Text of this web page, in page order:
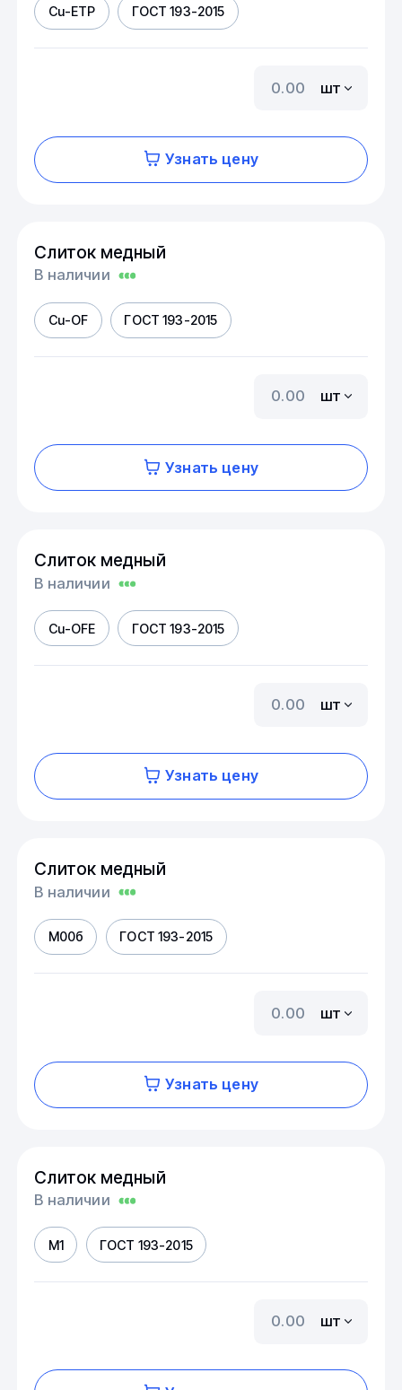
Cu-ETP ГОСТ 193-2015
шт
Узнать цену
Слиток медный
В наличии
Cu-OF ГОСТ 193-2015
шт
Узнать цену
Слиток медный
В наличии
Cu-OFE ГОСТ 193-2015
шт
Узнать цену
Слиток медный
В наличии
М00б ГОСТ 193-2015
шт
Узнать цену
Слиток медный
В наличии
М1 ГОСТ 193-2015
шт